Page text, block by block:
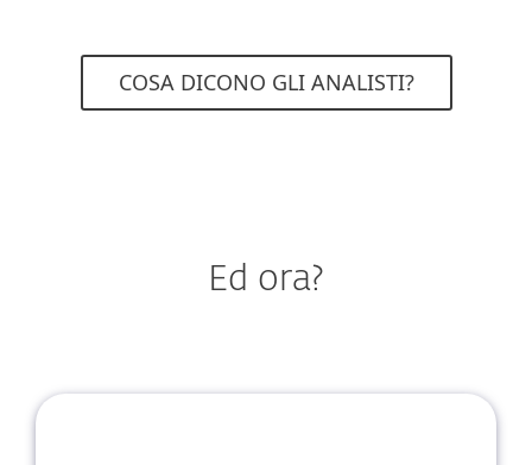
COSA DICONO GLI ANALISTI?
Ed ora?